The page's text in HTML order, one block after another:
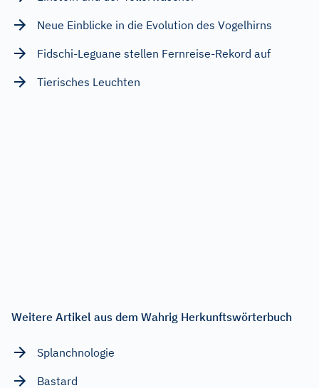
Neue Einblicke in die Evolution des Vogelhirns
Fidschi-Leguane stellen Fernreise-Rekord auf
Tierisches Leuchten
Weitere Artikel aus dem Wahrig Herkunftswörterbuch
Splanchnologie
Bastard